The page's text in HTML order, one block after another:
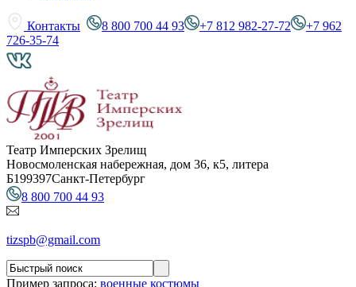
Контакты 8 800 700 44 93 +7 812 982-27-72
+7 962
726-35-74
Театр Имперских Зрелищ
Новосмоленская набережная, дом 36, к5, литера
Б199397Санкт-Петербург
8 800 700 44 93
tizspb@gmail.com
Пример запроса: военные костюмы